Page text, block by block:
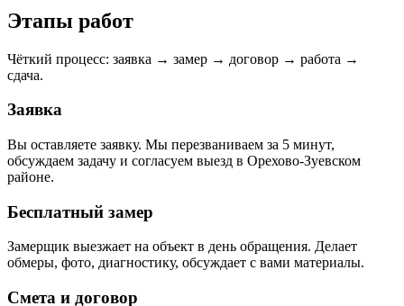
Этапы работ
Чёткий процесс: заявка → замер → договор → работа →
сдача.
Заявка
Вы оставляете заявку. Мы перезваниваем за 5 минут,
обсуждаем задачу и согласуем выезд в Орехово-Зуевском
районе.
Бесплатный замер
Замерщик выезжает на объект в день обращения. Делает
обмеры, фото, диагностику, обсуждает с вами материалы.
Смета и договор